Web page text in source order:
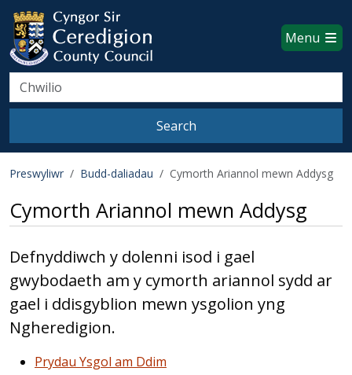
Skip to main content
Ceredigion County Council
Menu
Search
Search
Preswyliwr Budd-daliadau Cymorth Ariannol mewn Addysg
Cymorth Ariannol mewn Addysg
Defnyddiwch y dolenni isod i gael
gwybodaeth am y cymorth ariannol sydd ar
gael i ddisgyblion mewn ysgolion yng
Ngheredigion.
Prydau Ysgol am Ddim